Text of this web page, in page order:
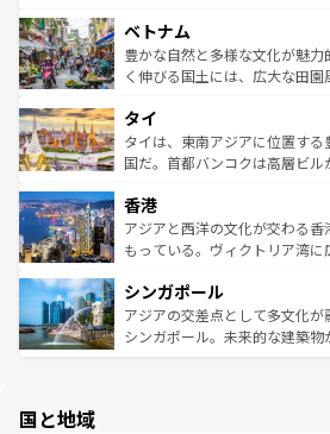
参照してほしい。
容にもいいと評判のスイーツな
が味わえる。 なお、新着の
照してほしい。
き、地方に足を延ばせば四季折
できる。そして、キムチや焼
まで、さまざまな韓国料理が
リティに包まれながら、韓国の
わってみてほしい
覧を参照してほしい。
ベトナム
豊かな自然と多様な文化が魅
く伸びる国土には、広大な田
急速な発展と共に伝統が息づく
ーチミン市のフランス統治時代
醸し出している。また、バラ
とつ。フォーやバインミー、ベ
ひ現地で味わいたい。どの地
が旅行者を迎えてくれるので
参照してほしい。
タイ
タイは、東南アジアに位置する
国だ。首都バンコクは高層ビ
の活気が交差している。北部で
帯で自然と触れ合い、南部で
いビーチでリゾート気分を楽
激する。気候は一年中温暖で、
が待っている。親しみやすい
た文化、そして多様な観光資
香港
アジアと西洋の文化が交わる
もっている。ヴィクトリア湾
み、どこを訪れても感動するは
ており、効率よく見どころを
うな絶景から文化的な体験ま
シンガポール
アジアの交差点として多文化
シンガポール。未来的な建築
国と地域